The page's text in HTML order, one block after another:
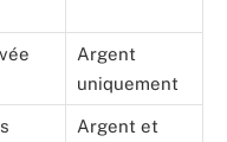
Argent
uniquement
Argent et